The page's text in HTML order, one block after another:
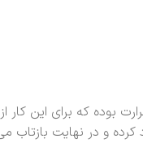
بوده که برای این کار
و در نهایت بازتاب